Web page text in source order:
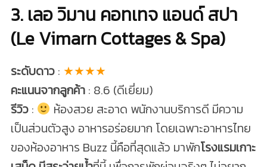
3. เลอ วิมาน คอทเทจ แอนด์ สปา
(Le Vimarn Cottages & Spa)
ระดับดาว: ★★★★
คะแนนจากลูกค้า : 8.6 (ดีเยี่ยม)
รีวิว:
ห้องสวย สะอาด พนักงานบริการดี มีความ
เป็นส่วนตัวสูง อาหารอร่อยมาก โดยเฉพาะอาหารไทย
ของห้องอาหาร Buzz นี้คือที่สุดแล้ว มาพักโรงแรมเกาะ